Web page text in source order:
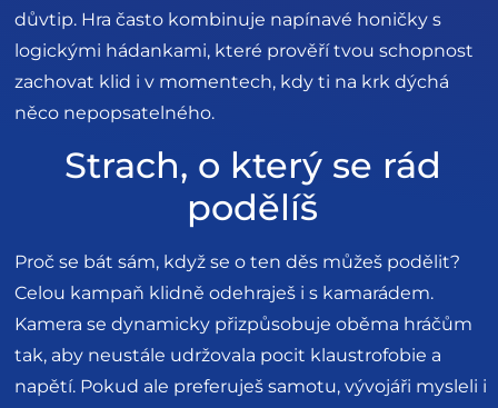
důvtip. Hra často kombinuje napínavé honičky s
logickými hádankami, které prověří tvou schopnost
zachovat klid i v momentech, kdy ti na krk dýchá
něco nepopsatelného.
Strach, o který se rád
podělíš
Proč se bát sám, když se o ten děs můžeš podělit?
Celou kampaň klidně odehraješ i s kamarádem.
Kamera se dynamicky přizpůsobuje oběma hráčům
tak, aby neustále udržovala pocit klaustrofobie a
napětí. Pokud ale preferuješ samotu, vývojáři mysleli i